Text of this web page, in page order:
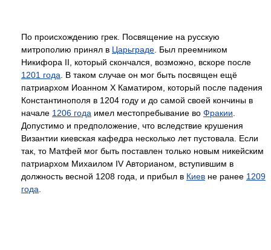
По происхождению грек. Посвящение на русскую
митрополию принял в Царьграде . Был преемником
Никифора II, который скончался, возможно, вскоре после
1201 года . В таком случае он мог быть посвящен ещё
патриархом Иоанном X Каматиром, который после падения
Константинополя в 1204 году и до самой своей кончины в
начале 1206 года имел местопребывание во Фракии
Допустимо и предположение, что вследствие крушения
Византии киевская кафедра несколько лет пустовала. Если
так, то Матфей мог быть поставлен только новым никейским
патриархом Михаилом IV Авторианом, вступившим в
должность весной 1208 года, и прибыл в Киев не ранее 1209
года